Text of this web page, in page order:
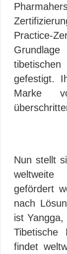
Practice-
gefestigt.
Marke
Nun stellt
weltweite
gefördert
nach
ist
Tibetische
findet